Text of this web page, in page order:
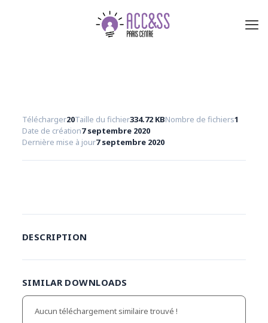
Télécharger20Taille du fichier334.72 KBNombre de fichiers1
Date de création7 septembre 2020
Dernière mise à jour7 septembre 2020
DESCRIPTION
SIMILAR DOWNLOADS
Aucun téléchargement similaire trouvé !